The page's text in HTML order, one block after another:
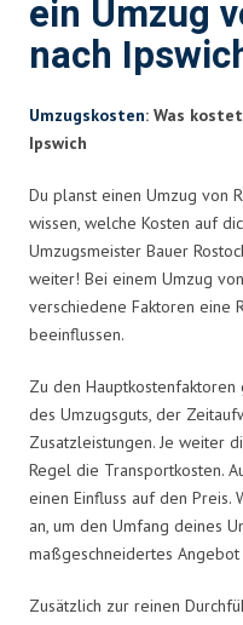
ein Umzug
nach
Umzugskosten: Was
Ipswich
Du planst einen Umzug von
wissen, welche Kosten auf
Umzugsmeister Bauer
weiter! Bei einem Umzug
verschiedene Faktoren eine
beeinflussen.
Zu den
des Umzugsguts, der
Zusatzleistungen. Je weiter
Regel die Transportkosten.
einen Einfluss auf den
an, um den Umfang deines
maßgeschneidertes Angebot
Zusätzlich zur reinen